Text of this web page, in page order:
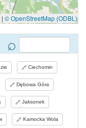
| © OpenStreetMap (ODBL)
Ciechomin
Dębowa Góra
Jaksonek
Kamocka Wola